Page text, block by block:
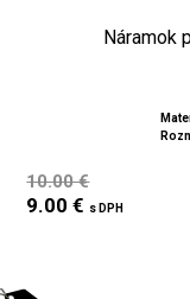
Náramok
10.00 €
9.00 € s DPH